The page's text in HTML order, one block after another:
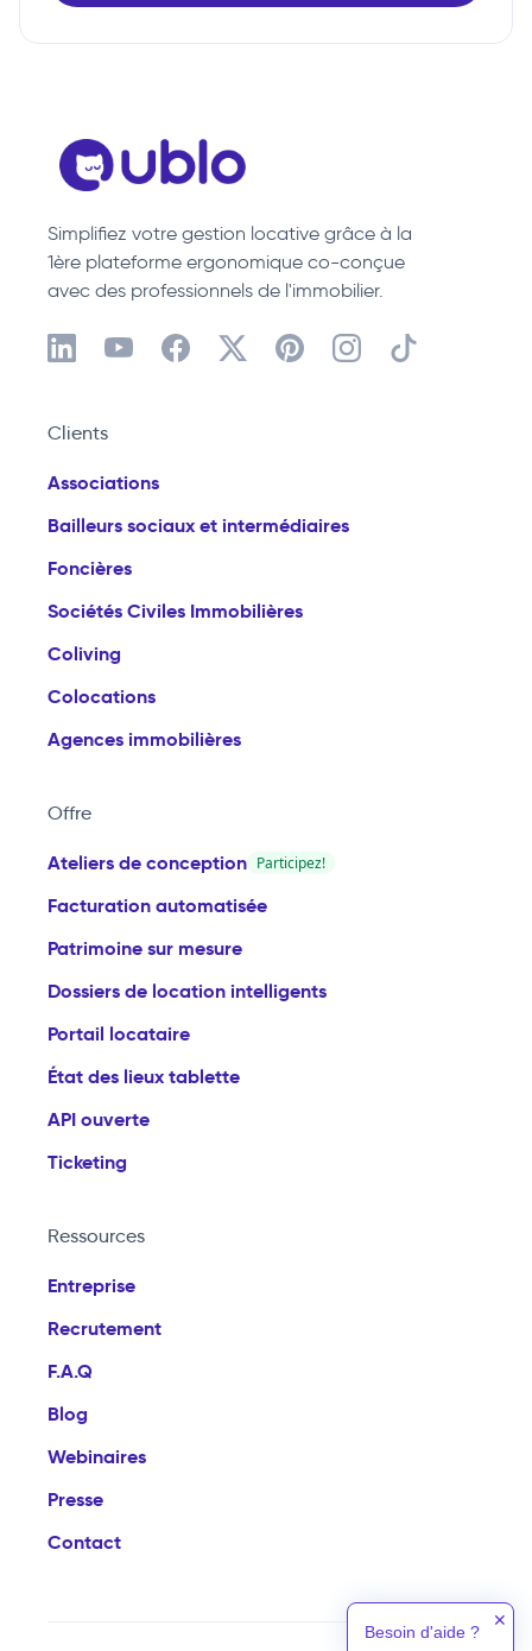
Simplifiez votre gestion locative grâce à la
1ère plateforme ergonomique co-conçue
avec des professionnels de l'immobilier.
Clients
Associations
Bailleurs sociaux et intermédiaires
Foncières
Sociétés Civiles Immobilières
Coliving
Colocations
Agences immobilières
Offre
Ateliers de conception Participez!
Facturation automatisée
Patrimoine sur mesure
Dossiers de location intelligents
Portail locataire
État des lieux tablette
API ouverte
Ticketing
Ressources
Entreprise
Recrutement
F.A.Q
Blog
Webinaires
Presse
Contact
Besoin d'aide ?
✕